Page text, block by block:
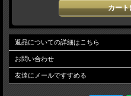
返品についての詳細はこちら
お問い合わせ
友達にメールですすめる